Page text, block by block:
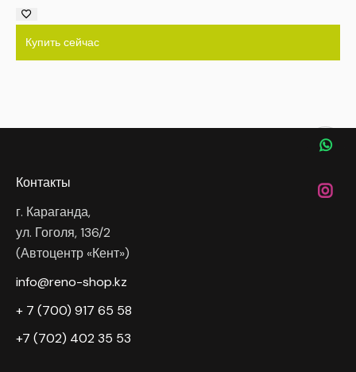
Купить сейчас
Контакты
г. Караганда,
ул. Гоголя, 136/2
(Автоцентр «Кент»)
info@reno-shop.kz
+ 7 (700) 917 65 58
+7 (702) 402 35 53